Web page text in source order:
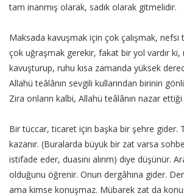
tam inanmış olarak, sadık olarak gitmelidir.
Maksada kavuşmak için çok çalışmak, nefsi
çok uğraşmak gerekir, fakat bir yol vardır
kavuşturup, ruhu kısa zamanda yüksek
Allahü teâlânın sevgili kullarından birinin
Zira onların kalbi, Allahü teâlânın nazar
Bir tüccar, ticaret için başka bir şehre gider.
kazanır. (Buralarda büyük bir zat varsa
istifade eder, duasını alırım) diye düşünür.
olduğunu öğrenir. Onun dergâhına gider.
ama kimse konuşmaz. Mübarek zat da